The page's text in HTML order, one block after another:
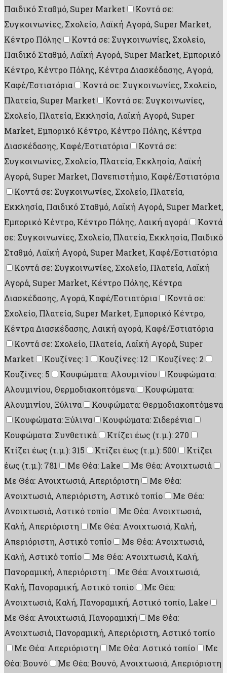
Παιδικό Σταθμό, Super Market
Κοντά σε:
Συγκοινωνίες, Σχολείο, Λαϊκή Αγορά, Super Market,
Κέντρο Πόλης
Κοντά σε: Συγκοινωνίες, Σχολείο,
Παιδικό Σταθμό, Λαϊκή Αγορά, Super Market, Εμπορικό
Κέντρο, Κέντρο Πόλης, Κέντρα Διασκέδασης, Aγορά,
Καφέ/Εστιατόρια
Κοντά σε: Συγκοινωνίες, Σχολείο,
Πλατεία, Super Market
Κοντά σε: Συγκοινωνίες,
Σχολείο, Πλατεία, Εκκλησία, Λαϊκή Αγορά, Super
Market, Εμπορικό Κέντρο, Κέντρο Πόλης, Κέντρα
Διασκέδασης, Καφέ/Εστιατόρια
Κοντά σε:
Συγκοινωνίες, Σχολείο, Πλατεία, Εκκλησία, Λαϊκή
Αγορά, Super Market, Πανεπιστήμιο, Καφέ/Εστιατόρια
Κοντά σε: Συγκοινωνίες, Σχολείο, Πλατεία,
Εκκλησία, Παιδικό Σταθμό, Λαϊκή Αγορά, Super Market,
Εμπορικό Κέντρο, Κέντρο Πόλης, Λαική αγορά
Κοντά
σε: Συγκοινωνίες, Σχολείο, Πλατεία, Εκκλησία, Παιδικό
Σταθμό, Λαϊκή Αγορά, Super Market, Καφέ/Εστιατόρια
Κοντά σε: Συγκοινωνίες, Σχολείο, Πλατεία, Λαϊκή
Αγορά, Super Market, Κέντρο Πόλης, Κέντρα
Διασκέδασης, Aγορά, Καφέ/Εστιατόρια
Κοντά σε:
Σχολείο, Πλατεία, Super Market, Εμπορικό Κέντρο,
Κέντρα Διασκέδασης, Λαική αγορά, Καφέ/Εστιατόρια
Κοντά σε: Σχολείο, Πλατεία, Λαϊκή Αγορά, Super
Market
Κουζίνες: 1 Κουζίνες: 12
Κουζίνες: 2
Κουζίνες: 5
Κουφώματα: Αλουμινίου
Κουφώματα:
Αλουμινίου, Θερμοδιακοπτόμενα
Κουφώματα:
Αλουμινίου, Ξύλινα
Κουφώματα: Θερμοδιακοπτόμενα
Κουφώματα: Ξύλινα
Κουφώματα: Σιδερένια
Κουφώματα: Συνθετικά
Κτίζει έως (τ.μ.): 270
Κτίζει έως (τ.μ.): 315
Κτίζει έως (τ.μ.): 500
Κτίζει
έως (τ.μ.): 781
Με Θέα: Lake
Με Θέα: Ανοιχτωσιά
Με Θέα: Ανοιχτωσιά, Απεριόριστη
Με Θέα:
Ανοιχτωσιά, Απεριόριστη, Αστικό τοπίο
Με Θέα:
Ανοιχτωσιά, Αστικό τοπίο
Με Θέα: Ανοιχτωσιά,
Καλή, Απεριόριστη
Με Θέα: Ανοιχτωσιά, Καλή,
Απεριόριστη, Αστικό τοπίο
Με Θέα: Ανοιχτωσιά,
Καλή, Αστικό τοπίο
Με Θέα: Ανοιχτωσιά, Καλή,
Πανοραμική, Απεριόριστη
Με Θέα: Ανοιχτωσιά,
Καλή, Πανοραμική, Αστικό τοπίο
Με Θέα:
Ανοιχτωσιά, Καλή, Πανοραμική, Αστικό τοπίο, Lake
Με Θέα: Ανοιχτωσιά, Πανοραμική
Με Θέα:
Ανοιχτωσιά, Πανοραμική, Απεριόριστη, Αστικό τοπίο
Με Θέα: Απεριόριστη
Με Θέα: Αστικό τοπίο
Με
Θέα: Βουνό
Με Θέα: Βουνό, Ανοιχτωσιά, Απεριόριστη